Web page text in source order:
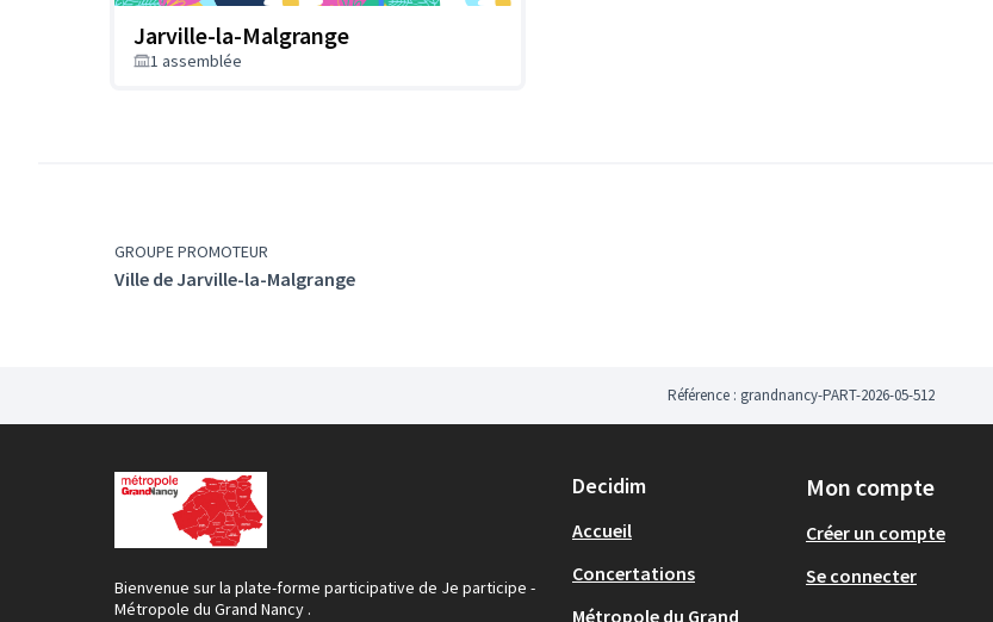
Jarville-la-Malgrange
1 assemblée
GROUPE PROMOTEUR
Ville de Jarville-la-Malgrange
Référence : grandnancy-PART-2026-05-512
Bienvenue sur la plate-forme participative de Je participe -
Métropole du Grand Nancy .
Decidim
Accueil
Concertations
Métropole du Grand
Mon compte
Créer un compte
Se connecter